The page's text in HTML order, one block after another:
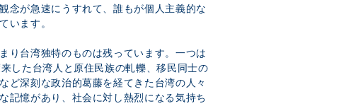
念が急速にうすれて、誰もが個人主義的な
います。
り台湾独特のものは残っています。一つは
した台湾人と原住民族の軋轢、移民同士の
ど深刻な政治的葛藤を経てきた台湾の人々
記憶があり、社会に対し熱烈になる気持ち